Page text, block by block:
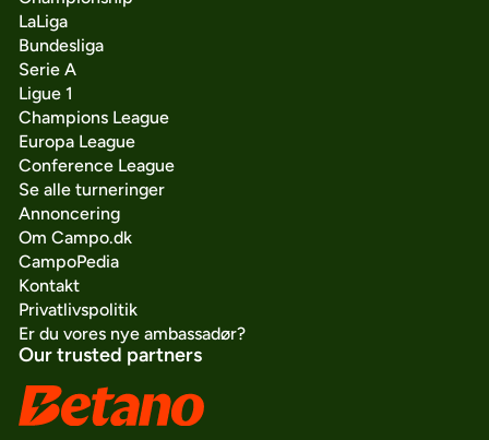
LaLiga
Bundesliga
Serie A
Ligue 1
Champions League
Europa League
Conference League
Se alle turneringer
Annoncering
Om Campo.dk
CampoPedia
Kontakt
Privatlivspolitik
Er du vores nye ambassadør?
Our trusted partners